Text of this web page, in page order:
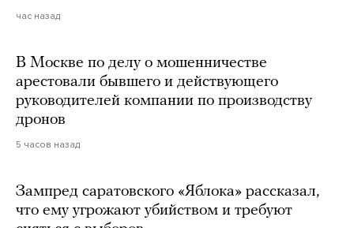
час назад
В Москве по делу о мошенничестве
арестовали бывшего и действующего
руководителей компании по производству
дронов
5 часов назад
Зампред саратовского «Яблока» рассказал,
что ему угрожают убийством и требуют